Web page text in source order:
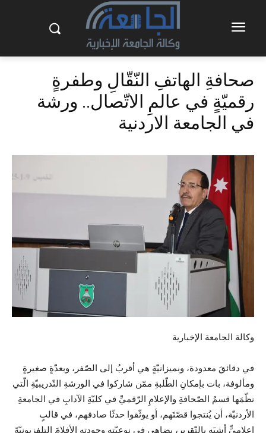
صحافةِ الهاتفِ النّقّالِ وطفرةٍ
رقميّةٍ في عالمِ الاتّصال.. ورشة
في الجامعة الاردنية
وكالة الجامعة الإخبارية
في دقائقَ معدودة، وبميزانيّةٍ هي أقربُ إلى الصّفر، وبعدّةٍ صغيرةٍ
ومألوفة، بات بإمكانِ الطّلبةِ ممّن شاركوا في الورشةِ التّدريبيّةِ الّتي
نظّمَها قسمُ الصّحافةِ والإعلامِ الرّقميِّ في كليّةِ الآدابِ في الجامعةِ
الأردنيّة، أن يُنتجوا قصّتَهم، أو يوثّقوا حدثًا صادفهم، في قالبٍ
إعلاميٍّ أشبَه بالتّقرير، يضاهي في نوعيّتِه وجودتِه الأفلامَ التلفزيونيّةَ